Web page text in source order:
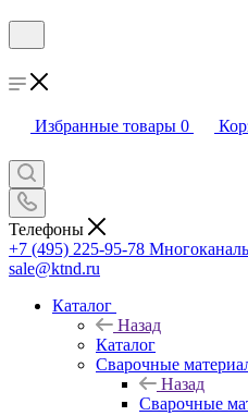
Избранные товары 0
Телефоны
+7 (495) 225-95-78
sale@ktnd.ru
Каталог
Назад
Каталог
Сварочные
Назад
Сварочные